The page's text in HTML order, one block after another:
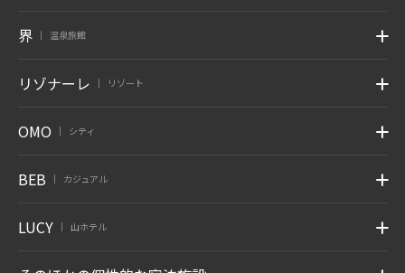
界 温泉旅館
リゾナーレ リゾート
OMO シティ
BEB カジュアル
LUCY 山ホテル